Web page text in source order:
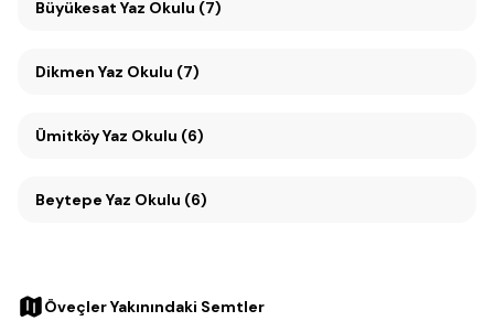
Büyükesat Yaz Okulu (7)
Dikmen Yaz Okulu (7)
Ümitköy Yaz Okulu (6)
Beytepe Yaz Okulu (6)
Öveçler Yakınındaki Semtler